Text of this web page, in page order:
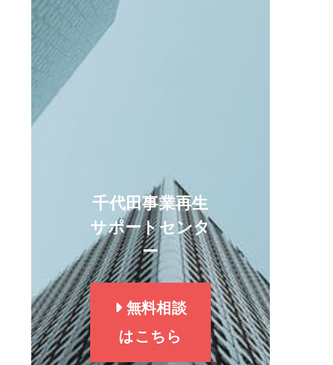
千代田事業再生
サポートセンタ
ー
無料相談
はこちら